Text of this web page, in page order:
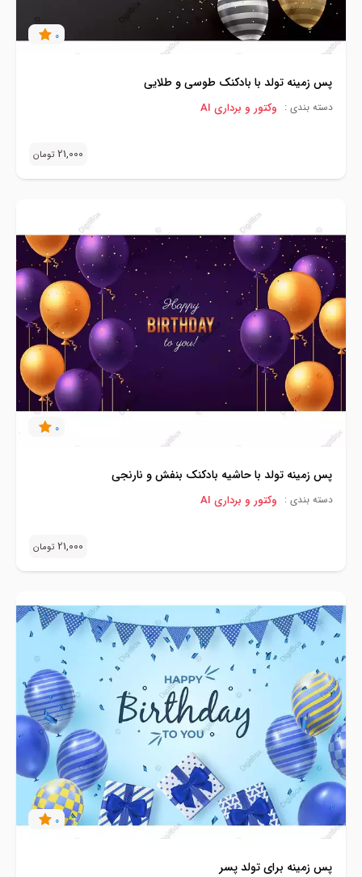
0
پس زمینه تولد با بادکنک طوسی و طلایی
دسته بندی : وکتور و برداری AI
21,000 تومان
0
پس زمینه تولد با حاشیه بادکنک بنفش و نارنجی
دسته بندی : وکتور و برداری AI
21,000 تومان
0
پس زمینه برای تولد پسر